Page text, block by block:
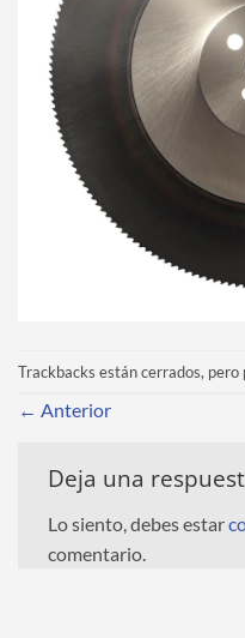
Trackbacks están cerrados, pero
← Anterior
Deja una
Lo siento, debes estar
comentario.